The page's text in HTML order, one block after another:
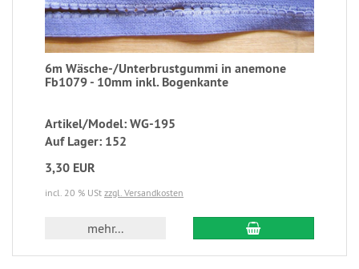
6m Wäsche-/Unterbrustgummi in anemone
Fb1079 - 10mm inkl. Bogenkante
Artikel/Model: WG-195
Auf Lager: 152
3,30 EUR
incl. 20 % USt zzgl. Versandkosten
mehr...